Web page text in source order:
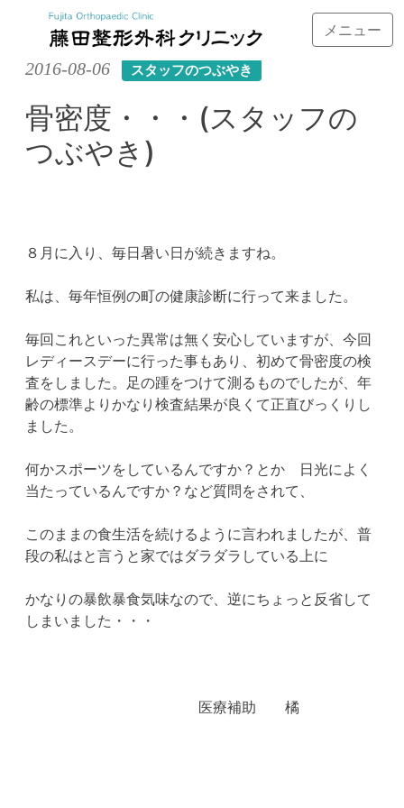
メニュー
2016-08-06 スタッフのつぶやき
骨密度・・・(スタッフの
つぶやき)
８月に入り、毎日暑い日が続きますね。
私は、毎年恒例の町の健康診断に行って来ました。
毎回これといった異常は無く安心していますが、今回
レディースデーに行った事もあり、初めて骨密度の検
査をしました。足の踵をつけて測るものでしたが、年
齢の標準よりかなり検査結果が良くて正直びっくりし
ました。
何かスポーツをしているんですか？とか 日光によく
当たっているんですか？など質問をされて、
このままの食生活を続けるように言われましたが、普
段の私はと言うと家ではダラダラしている上に
かなりの暴飲暴食気味なので、逆にちょっと反省して
しまいました・・・
医療補助 橘